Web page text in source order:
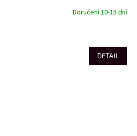
Doručení 10-15 dní
DETAIL